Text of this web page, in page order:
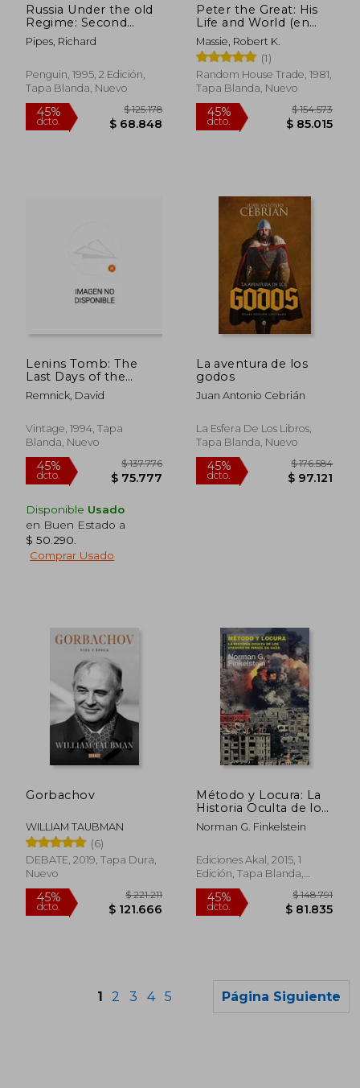
30%
dcto.
45%
dcto. $ 70.003
45%
dcto.
Russia Under the old
Regime: Second
Edition (en Inglés)
Pipes, Richard
Penguin, 1995, 2 Edición,
Tapa Blanda, Nuevo
Peter the Great: His
Life and World (en
Inglés)
Massie, Robert K.
(1)
Random House Trade, 1981,
Tapa Blanda, Nuevo
Lenins Tomb: The
Last Days of the
Soviet Empire (en
Inglés)
Remnick, David
Vintage, 1994, Tapa
Blanda, Nuevo
Disponible Usado
en Buen Estado a
$ 50.290
Comprar Usado
La aventura de los
godos
Juan Antonio Cebrián
La Esfera De Los Libros,
Tapa Blanda, Nuevo
Gorbachov
WILLIAM TAUBMAN
(6)
DEBATE, 2019, Tapa Dura,
Nuevo
Método y Locura: La
Historia Oculta de los
Ataques de Israel en
Gaza
Norman G. Finkelstein
Ediciones Akal, 2015, 1
Edición, Tapa Blanda,
Nuevo
1 2 3 4 5 Página Siguiente